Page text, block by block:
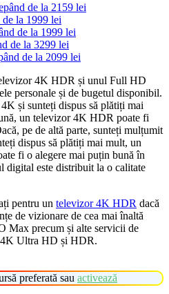
de la 2159 lei
la 1999 lei
de la 1999 lei
de la 3299 lei
de la 2099 lei
4K HDR și unul Full HD
personale și de bugetul disponibil.
și sunteți dispus să plătiți mai
un televizor 4K HDR poate fi
pe de altă parte, sunteți mulțumit
dispus să plătiți mai mult, un
fi o alegere mai puțin bună în
digital este distribuit la o calitate
pentru un televizor 4K HDR dacă
de vizionare de cea mai înaltă
Max precum și alte servicii de
Ultra HD și HDR.
preferată sau activează